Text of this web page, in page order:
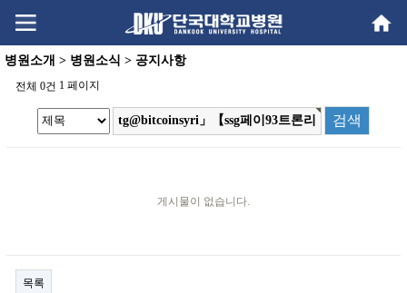
content
menu
병원소개 > 병원소식 > 공지사항
전체 0건 1 페이지
게시물이 없습니다.
목록